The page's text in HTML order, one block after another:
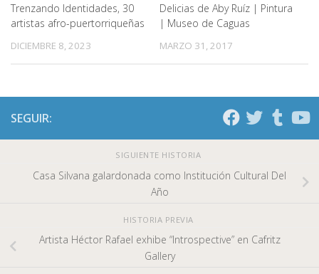
Trenzando Identidades, 30
artistas afro-puertorriqueñas
DICIEMBRE 8, 2023
Delicias de Aby Ruíz | Pintura
| Museo de Caguas
MARZO 31, 2017
SEGUIR:
SIGUIENTE HISTORIA
Casa Silvana galardonada como Institución Cultural Del
Año
HISTORIA PREVIA
Artista Héctor Rafael exhibe “Introspective” en Cafritz
Gallery